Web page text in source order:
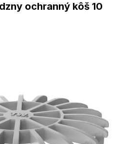
ochranný kôš 10